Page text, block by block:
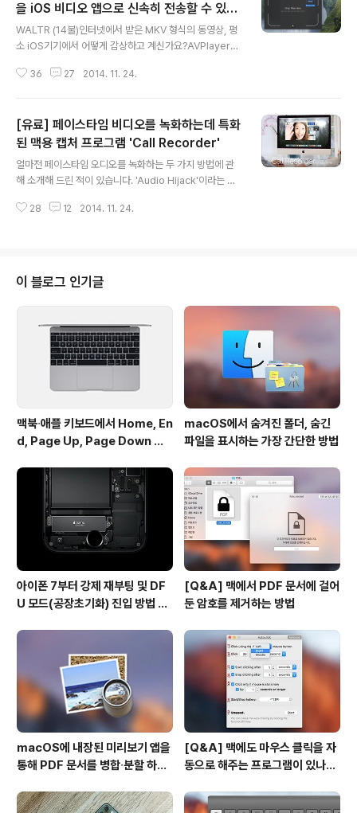
을 iOS 비디오 앱으로 신속히 전송할 수 있는
'WALTR'
WALTR (14불)인터넷에서 받은 MKV 형식의 동영상, 평
소 iOS기기에서 어떻게 감상하고 계신가요?AVPlayer나
바로 재생하는 경우, 앞의 두 앱이나 AirVideo 앱을 사용
코딩 하는 경우, 또 이도 저도 귀찮아서 아예 iOS에서 인식
되는 포맷의 동영상을 내려받는 경우 등 사용자의 취향에
따라 다양한 방법이 두루 활용되고 있습니다.그런데 여기
에 방법 하나를 더 추가해도 좋을 듯합니다.△ MKV, AVI
등 iOS에서 기본적으로 지원되지 않는 동영상을 △ 아이
튠즈를 거칠 필요 없이 드래그&드롭 방식으로 간편하게
36 27 2014. 11. 24.
[유료] 페이스타임 비디오를 녹화하는데 특화
된 맥용 캡처 프로그램 'Call Recorder'
얼마전 페이스타임 오디오를 녹화하는 두 가지 방법에 관
해 소개해 드린 적이 있습니다. 'Audio Hijack'이라는 녹
wer'를 맥에 설치하는 방법이었죠.그런데 페이스타임 오
기존에 맥 사용자들에게 좋은 반응을 얻었던 'Printopi
a'와 같은 개발사에서 선보이는 페이스타임의 애드온 형태
의 녹화 프로그램입니다. Call Recorder 둘러보기 앱을
설치하면 페이스타임을 시작할 때마다 녹화 관련 기능이
달린 창이 같이 뜨기 시작합니다. 순서대로 환경설정과 ..
28 12 2014. 11. 24.
이 블로그 인기글
맥북∙애플 키보드에서 Home, En
d, Page Up, Page Down 키
macOS에서 숨겨진 폴더, 숨긴
파일을 표시하는 가장 간단한 방법
아이폰 7부터 강제 재부팅 및 DF
U 모드(공장초기화) 진입 방법 변
[Q&A] 맥에서 PDF 문서에 걸어
둔 암호를 제거하는 방법
macOS에 내장된 미리보기 앱을
통해 PDF 문서를 병합∙분할 하는
[Q&A] 맥에도 마우스 클릭을 자
동으로 해주는 프로그램이 있나